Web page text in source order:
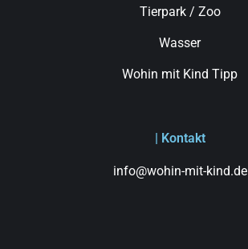
Tierpark / Zoo
Wasser
Wohin mit Kind Tipp
| Kontakt
info@wohin-mit-kind.de